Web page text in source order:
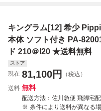
お TOMIX トミッ
クス 97974 979
75
怪獣 一番星
キングラム[12] 希少
本体 ソフト付き PA-
ド 210＠I20 ★送料無料
ストア
現在 81,100円
（税込）
送料 無料
配送方法 佐川急便 飛脚宅
条件により送料が異なる